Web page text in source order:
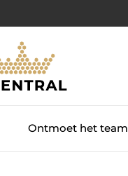
Ontmoet het team